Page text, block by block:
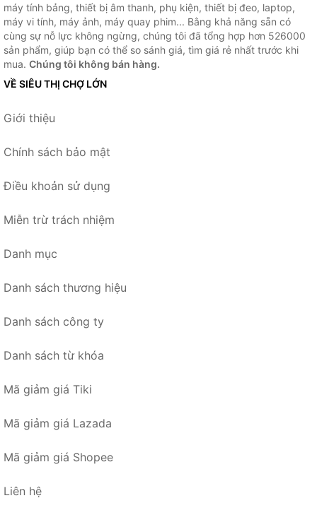
máy tính bảng, thiết bị âm thanh, phụ kiện, thiết bị đeo, laptop,
máy vi tính, máy ảnh, máy quay phim... Bằng khả năng sẵn có
cùng sự nỗ lực không ngừng, chúng tôi đã tổng hợp hơn 526000
sản phẩm, giúp bạn có thể so sánh giá, tìm giá rẻ nhất trước khi
mua. Chúng tôi không bán hàng.
VỀ SIÊU THỊ CHỢ LỚN
Giới thiệu
Chính sách bảo mật
Điều khoản sử dụng
Miễn trừ trách nhiệm
Danh mục
Danh sách thương hiệu
Danh sách công ty
Danh sách từ khóa
Mã giảm giá Tiki
Mã giảm giá Lazada
Mã giảm giá Shopee
Liên hệ